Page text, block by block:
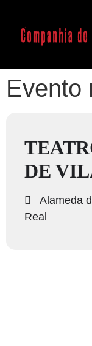
Evento
DE
Alameda
Real